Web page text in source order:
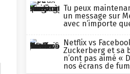
Tu peux
un message sur
avec n’importe
Netflix vs
Zuckerberg et sa
n’ont pas aimé «
nos écrans de